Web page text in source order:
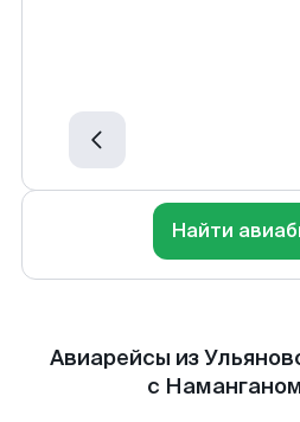
Найти
Авиарейсы из
с